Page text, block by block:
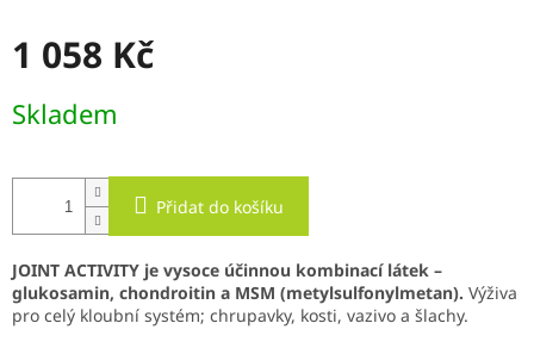
1 058 Kč
cena:
Skladem
Přidat do košíku
JOINT ACTIVITY je vysoce účinnou kombinací látek –
glukosamin, chondroitin a MSM (metylsulfonylmetan). Výživa
pro celý kloubní systém; chrupavky, kosti, vazivo a šlachy.